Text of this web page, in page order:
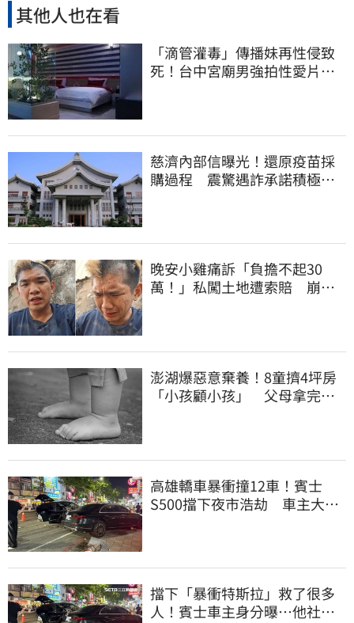
其他人也在看
「滴管灌毒」傳播妹再性侵致
死！台中宮廟男強拍性愛片
慈濟內部信曝光！還原疫苗採
購過程 震驚遇詐承諾積極追
晚安小雞痛訴「負擔不起30
萬！」私闖土地遭索賠 崩
澎湖爆惡意棄養！8童擠4坪房
「小孩顧小孩」 父母拿完補
高雄轎車暴衝撞12車！賓士
S500擋下夜市浩劫 車主大
擋下「暴衝特斯拉」救了很多
人！賓士車主身分曝…他社群